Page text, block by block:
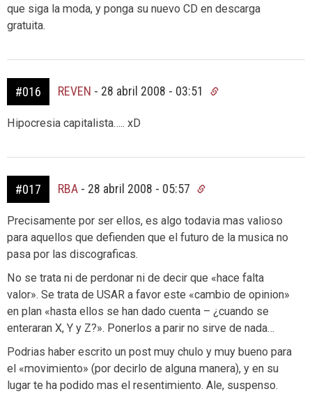
que siga la moda, y ponga su nuevo CD en descarga
gratuita.
#016 REVEN - 28 abril 2008 - 03:51
Hipocresia capitalista….. xD
#017 RBA - 28 abril 2008 - 05:57
Precisamente por ser ellos, es algo todavia mas valioso
para aquellos que defienden que el futuro de la musica no
pasa por las discograficas.
No se trata ni de perdonar ni de decir que «hace falta
valor». Se trata de USAR a favor este «cambio de opinion»
en plan «hasta ellos se han dado cuenta – ¿cuando se
enteraran X, Y y Z?». Ponerlos a parir no sirve de nada…
Podrias haber escrito un post muy chulo y muy bueno para
el «movimiento» (por decirlo de alguna manera), y en su
lugar te ha podido mas el resentimiento. Ale, suspenso.